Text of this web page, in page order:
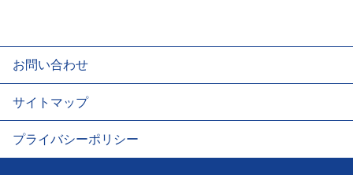
お問い合わせ
サイトマップ
プライバシーポリシー